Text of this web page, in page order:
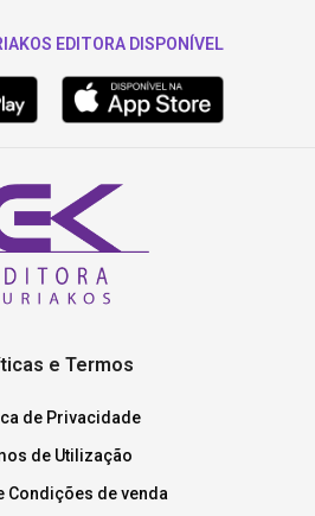
EDITORA DISPONÍVEL
e Termos
de Privacidade
de Utilização
Condições de venda